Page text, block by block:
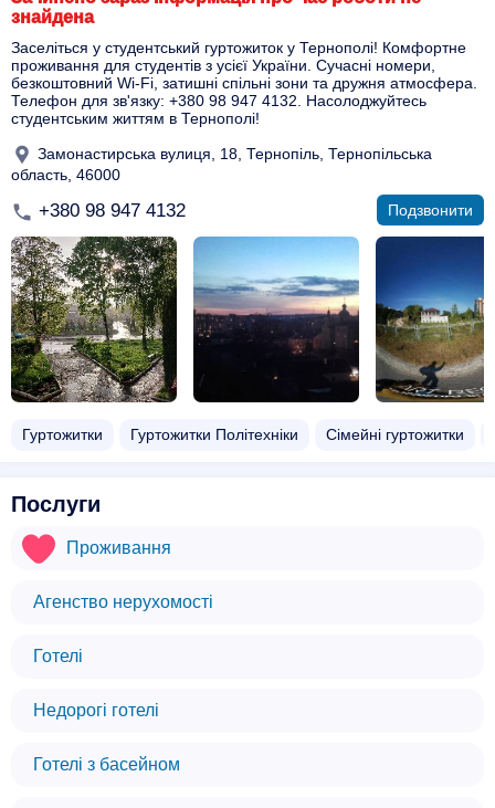
знайдена
Заселіться у студентський гуртожиток у Тернополі! Комфортне
проживання для студентів з усієї України. Сучасні номери,
безкоштовний Wi-Fi, затишні спільні зони та дружня атмосфера.
Телефон для зв'язку: +380 98 947 4132. Насолоджуйтесь
студентським життям в Тернополі!
Замонастирська вулиця, 18, Тернопіль, Тернопільська
область, 46000
+380 98 947 4132 Подзвонити
Гуртожитки Гуртожитки Політехніки Сімейні гуртожитки
Послуги
Проживання
Агенство нерухомості
Готелі
Недорогі готелі
Готелі з басейном